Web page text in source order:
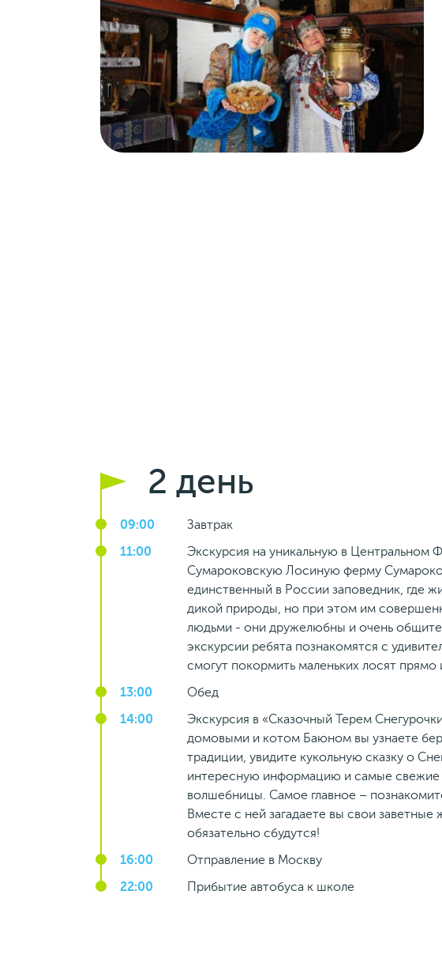
2 день
09:00
Завтрак
11:00
Экскурсия на уникальную в Центральном
Сумароковскую Лосиную ферму
единственный в России заповедник, где
дикой природы, но при этом им
людьми - они дружелюбны и очень
экскурсии ребята познакомятся с
смогут покормить маленьких лосят прямо
13:00
Обед
14:00
Экскурсия в «Сказочный Терем
домовыми и котом Баюном вы узнаете
традиции, увидите кукольную сказку о
интересную информацию и самые
волшебницы. Самое главное –
Вместе с ней загадаете вы свои заветные
обязательно сбудутся!
16:00
Отправление в Москву
22:00
Прибытие автобуса к школе